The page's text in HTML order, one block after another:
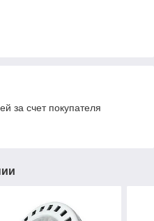
за счет покупателя